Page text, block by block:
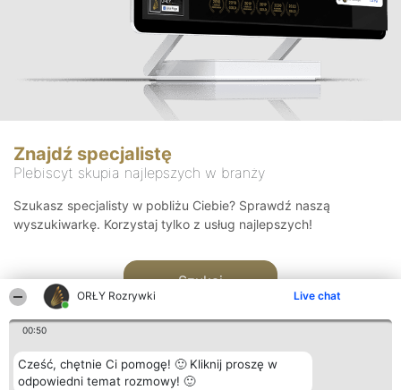
ORŁY Rozrywki Live chat
00:50
Cześć, chętnie Ci pomogę! 🙂 Kliknij proszę w
odpowiedni temat rozmowy! 🙂
Znajdź specjalistę
Plebiscyt skupia najlepszych w branży
Szukasz specjalisty w pobliżu Ciebie? Sprawdź naszą
wyszukiwarkę. Korzystaj tylko z usług najlepszych!
Szukaj